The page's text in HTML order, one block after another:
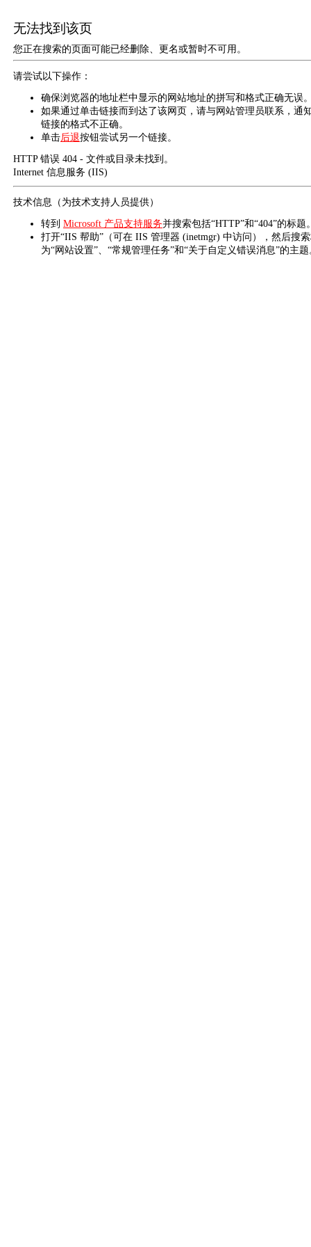
无法找到该页
您正在搜索的页面可能已经删除、更名或暂时不可用。
请尝试以下操作：
确保浏览器的地址栏中显示的网站地址的拼写和格式正确无误
如果通过单击链接而到达了该网页，请与网站管理员联系，通
链接的格式不正确。
单击后退按钮尝试另一个链接。
HTTP 错误 404 - 文件或目录未找到。
Internet 信息服务 (IIS)
技术信息（为技术支持人员提供）
转到 Microsoft 产品支持服务并搜索包括“HTTP”和“404”的标题
打开“IIS 帮助”（可在 IIS 管理器 (inetmgr) 中访问），然后搜
为“网站设置”、“常规管理任务”和“关于自定义错误消息”的主题